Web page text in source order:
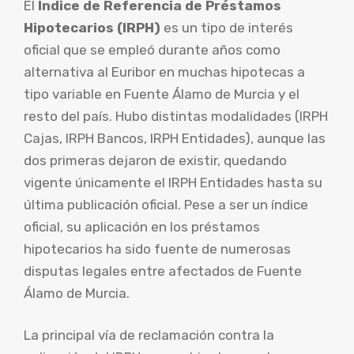
El Índice de Referencia de Préstamos
Hipotecarios (IRPH) es un tipo de interés
oficial que se empleó durante años como
alternativa al Euribor en muchas hipotecas a
tipo variable en Fuente Álamo de Murcia y el
resto del país. Hubo distintas modalidades (IRPH
Cajas, IRPH Bancos, IRPH Entidades), aunque las
dos primeras dejaron de existir, quedando
vigente únicamente el IRPH Entidades hasta su
última publicación oficial. Pese a ser un índice
oficial, su aplicación en los préstamos
hipotecarios ha sido fuente de numerosas
disputas legales entre afectados de Fuente
Álamo de Murcia.
La principal vía de reclamación contra la